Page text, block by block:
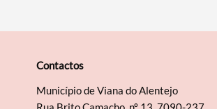
Contactos
Município de Viana do Alentejo